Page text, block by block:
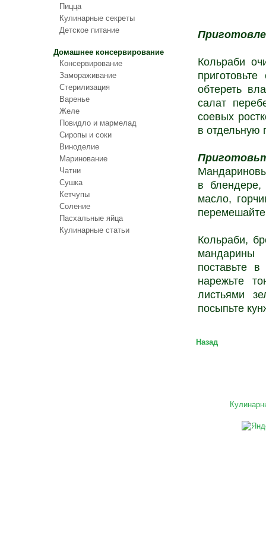
Пицца
Кулинарные секреты
Детское питание
Домашнее консервирование
Консервирование
Замораживание
Стерилизация
Варенье
Желе
Повидло и мармелад
Сиропы и соки
Виноделие
Маринование
Чатни
Сушка
Кетчупы
Соление
Пасхальные яйца
Кулинарные статьи
Кольраби
обтереть
салат
соевых
в отдельную
в блендере,
масло,
Кольраби,
мандарины
поставьте
нарежьте
листьями
посыпьте
Назад